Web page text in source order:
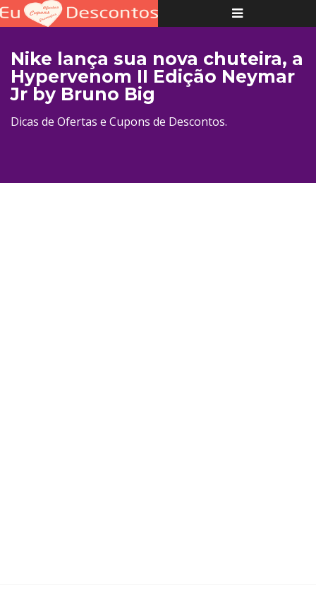
Toggle
navigation
Nike lança sua nova chuteira, a
Hypervenom II Edição Neymar
Jr by Bruno Big
Dicas de Ofertas e Cupons de Descontos.